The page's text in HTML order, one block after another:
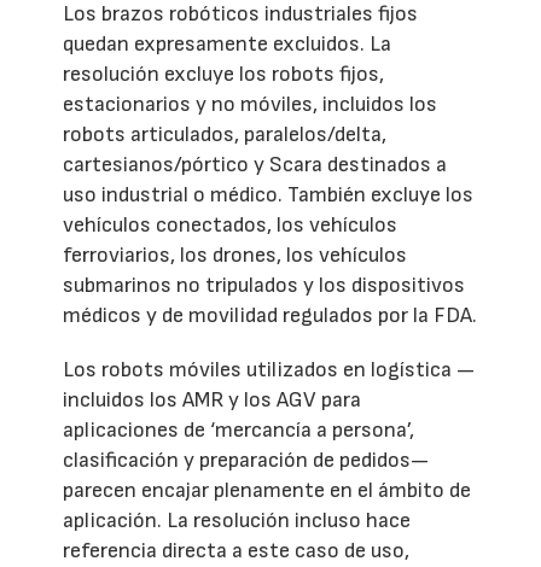
Los brazos robóticos industriales fijos
quedan expresamente excluidos. La
resolución excluye los robots fijos,
estacionarios y no móviles, incluidos los
robots articulados, paralelos/delta,
cartesianos/pórtico y Scara destinados a
uso industrial o médico. También excluye los
vehículos conectados, los vehículos
ferroviarios, los drones, los vehículos
submarinos no tripulados y los dispositivos
médicos y de movilidad regulados por la FDA.
Los robots móviles utilizados en logística —
incluidos los AMR y los AGV para
aplicaciones de ‘mercancía a persona’,
clasificación y preparación de pedidos—
parecen encajar plenamente en el ámbito de
aplicación. La resolución incluso hace
referencia directa a este caso de uso,